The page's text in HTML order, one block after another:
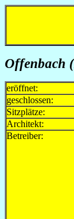
Offenbach
eröffnet:
geschlossen:
Sitzplätze:
Architekt:
Betreiber: